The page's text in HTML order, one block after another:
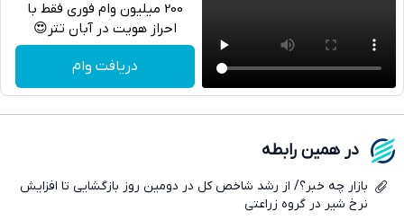
واتساپ
200 میلیون وام فوری فقط با
احراز هویت در آبان تتر😍
دریافت وام
در همین رابطه
بازار چه خبر؟/ از رشد شاخص کل در دومین روز بازگشایی تا افزایش
نرخ شیر در گروه زراعتی